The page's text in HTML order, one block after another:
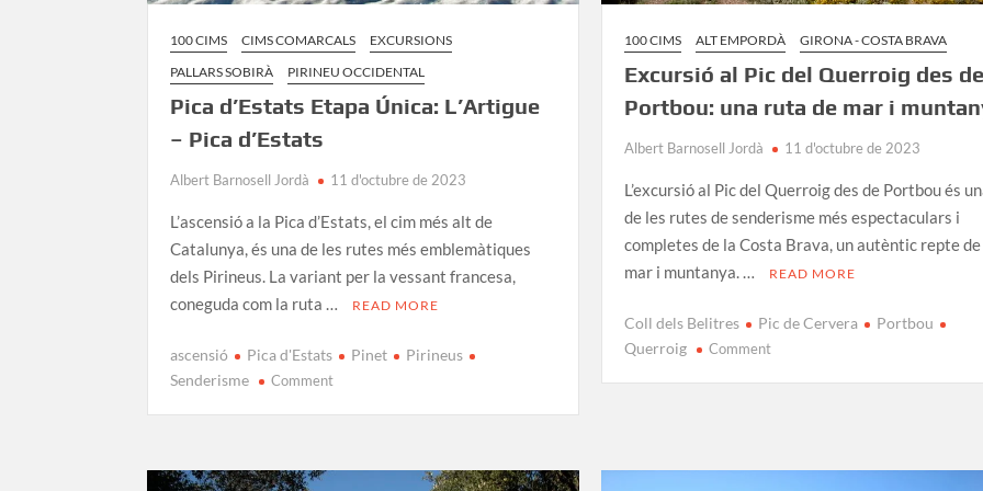
100 CIMS CIMS COMARCALS
EXCURSIONS
PALLARS SOBIRÀ
PIRINEU OCCIDENTAL
Pica d’Estats Etapa Única: L’Artigue
– Pica d’Estats
Albert Barnosell Jordà 11 d'octubre de 2023
L’ascensió a la Pica d’Estats, el cim més alt de
Catalunya, és una de les rutes més emblemàtiques
dels Pirineus. La variant per la vessant francesa,
coneguda com la ruta …
READ MORE
ascensió Pica d'Estats Pinet
Pirineus
Senderisme
Commenton
Única:
100 CIMS ALT EMPORDÀ GIRONA - COSTA BRAVA
Excursió al Pic del Querroig des de
Portbou: una ruta de mar i
Albert Barnosell Jordà 11 d'octubre de 2023
L’excursió al Pic del Querroig des de Portbou és
de les rutes de senderisme més espectaculars i
completes de la Costa Brava, un autèntic repte de
mar i muntanya. …
READ MORE
Coll dels Belitres Pic de Cervera
Portbou
Querroig
Commenton
Querroig